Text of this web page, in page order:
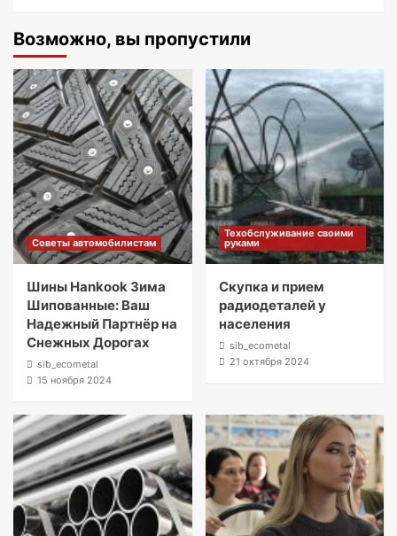
Возможно, вы пропустили
Советы автомобилистам
Шины Hankook Зима
Шипованные: Ваш
Надежный Партнёр на
Снежных Дорогах
sib_ecometal
15 ноября 2024
Техобслуживание своими
руками
Скупка и прием
радиодеталей у
населения
sib_ecometal
21 октября 2024